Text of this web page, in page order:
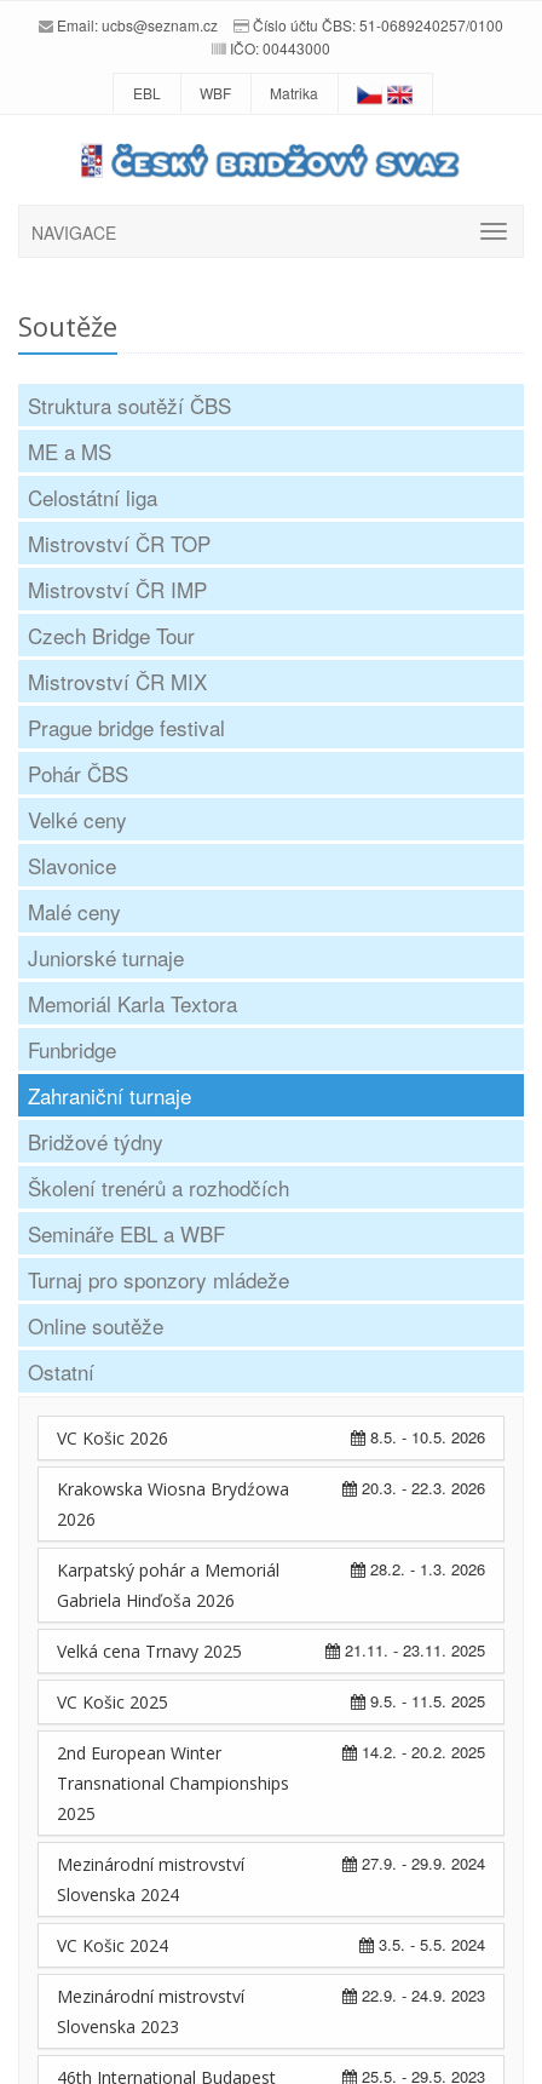
Email:ucbs@seznam.cz
Číslo účtu ČBS: 51-0689240257/0100
IČO: 00443000
EBL WBF Matrika
NAVIGACE
Soutěže
Struktura soutěží ČBS
ME a MS
Celostátní liga
Mistrovství ČR TOP
Mistrovství ČR IMP
Czech Bridge Tour
Mistrovství ČR MIX
Prague bridge festival
Pohár ČBS
Velké ceny
Slavonice
Malé ceny
Juniorské turnaje
Memoriál Karla Textora
Funbridge
Zahraniční turnaje
Bridžové týdny
Školení trenérů a rozhodčích
Semináře EBL a WBF
Turnaj pro sponzory mládeže
Online soutěže
Ostatní
8.5. - 10.5. 2026
VC Košic 2026
20.3. - 22.3. 2026
Krakowska Wiosna Brydźowa
2026
28.2. - 1.3. 2026
Karpatský pohár a Memoriál
Gabriela Hinďoša 2026
21.11. - 23.11. 2025
Velká cena Trnavy 2025
9.5. - 11.5. 2025
VC Košic 2025
14.2. - 20.2. 2025
2nd European Winter
Transnational Championships
2025
27.9. - 29.9. 2024
Mezinárodní mistrovství
Slovenska 2024
3.5. - 5.5. 2024
VC Košic 2024
22.9. - 24.9. 2023
Mezinárodní mistrovství
Slovenska 2023
25.5. - 29.5. 2023
46th International Budapest